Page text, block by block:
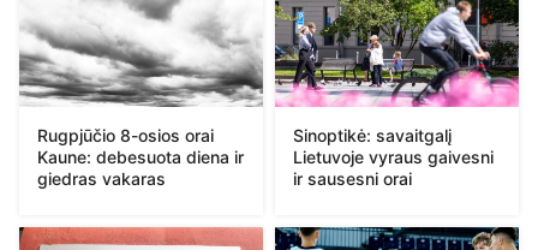
Rugpjūčio 8-osios orai
Kaune: debesuota diena ir
giedras vakaras
Sinoptikė: savaitgalį
Lietuvoje vyraus gaivesni
ir sausesni orai